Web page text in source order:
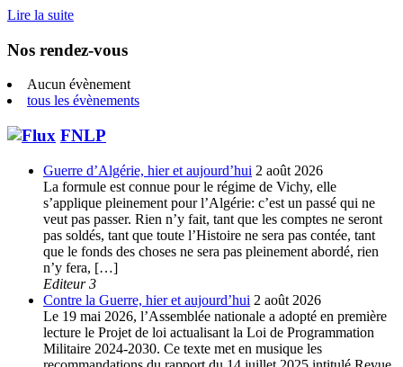
Lire la suite
Nos rendez-vous
Aucun évènement
tous les évènements
FNLP
Guerre d’Algérie, hier et aujourd’hui 2 août 2026
La formule est connue pour le régime de Vichy, elle
s’applique pleinement pour l’Algérie: c’est un passé qui ne
veut pas passer. Rien n’y fait, tant que les comptes ne seront
pas soldés, tant que toute l’Histoire ne sera pas contée, tant
que le fonds des choses ne sera pas pleinement abordé, rien
n’y fera, […]
Editeur 3
Contre la Guerre, hier et aujourd’hui 2 août 2026
Le 19 mai 2026, l’Assemblée nationale a adopté en première
lecture le Projet de loi actualisant la Loi de Programmation
Militaire 2024-2030. Ce texte met en musique les